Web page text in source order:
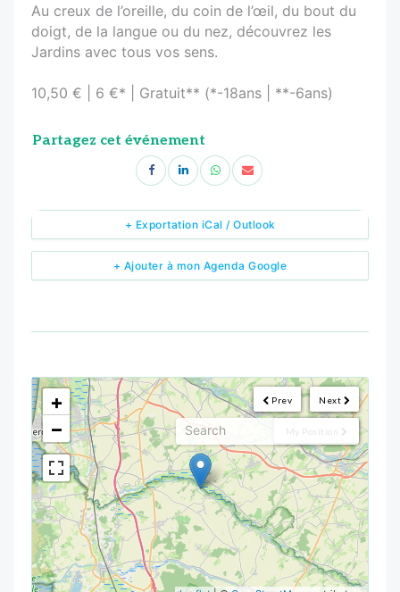
Au creux de l’oreille, du coin de l’œil, du bout du
doigt, de la langue ou du nez, découvrez les
Jardins avec tous vos sens.
10,50 € | 6 €* | Gratuit** (*-18ans | **-6ans)
Partagez cet événement
+ Ajouter à mon Agenda Google
+ Exportation iCal / Outlook
Next
Prev
My Position
<!---->
+
−